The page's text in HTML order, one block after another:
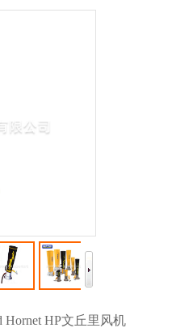
Hornet HP文丘里风机